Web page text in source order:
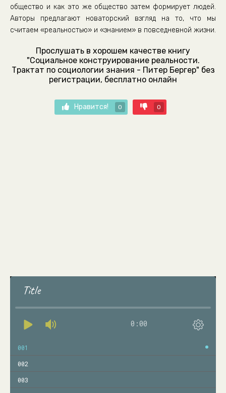
общество и как это же общество затем формирует людей.
Авторы предлагают новаторский взгляд на то, что мы
считаем «реальностью» и «знанием» в повседневной жизни.
Прослушать в хорошем качестве книгу
"Социальное конструирование реальности.
Трактат по социологии знания - Питер Бергер" без
регистрации, бесплатно онлайн
Нравится! 0 0
Title
0:00
001
002
003